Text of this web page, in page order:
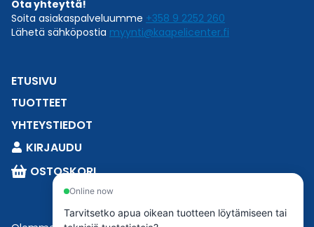
Ota yhteyttä!
Soita asiakaspalveluumme +358 9 2252 260
Lähetä sähköpostia myynti@kaapelicenter.fi
ETUSIVU
TUOTTEET
YHTEYSTIEDOT
KIRJAUDU
OSTOSKORI
Online now
Tarvitsetko apua oikean tuotteen löytämiseen tai